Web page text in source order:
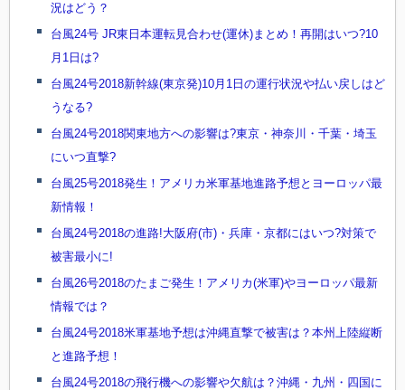
況はどう？
台風24号 JR東日本運転見合わせ(運休)まとめ！再開はいつ?10
月1日は?
台風24号2018新幹線(東京発)10月1日の運行状況や払い戻しはど
うなる?
台風24号2018関東地方への影響は?東京・神奈川・千葉・埼玉
にいつ直撃?
台風25号2018発生！アメリカ米軍基地進路予想とヨーロッパ最
新情報！
台風24号2018の進路!大阪府(市)・兵庫・京都にはいつ?対策で
被害最小に!
台風26号2018のたまご発生！アメリカ(米軍)やヨーロッパ最新
情報では？
台風24号2018米軍基地予想は沖縄直撃で被害は？本州上陸縦断
と進路予想！
台風24号2018の飛行機への影響や欠航は？沖縄・九州・四国に